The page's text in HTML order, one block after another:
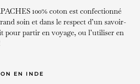
100% coton est confectionné
soin et dans le respect d’un savoir-
pour partir en voyage, ou l’utiliser en
EN INDE